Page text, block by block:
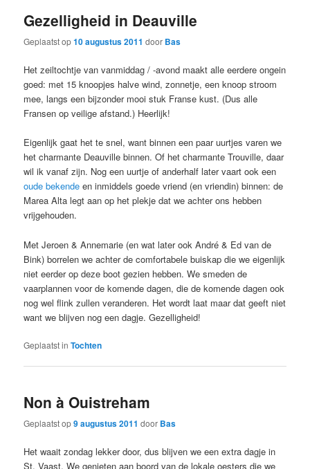
Gezelligheid in Deauville
Geplaatst op10 augustus 2011 door Bas
Het zeiltochtje van vanmiddag / -avond maakt alle eerdere ongein
goed: met 15 knoopjes halve wind, zonnetje, een knoop stroom
mee, langs een bijzonder mooi stuk Franse kust. (Dus alle
Fransen op veilige afstand.) Heerlijk!
Eigenlijk gaat het te snel, want binnen een paar uurtjes varen we
het charmante Deauville binnen. Of het charmante Trouville, daar
wil ik vanaf zijn. Nog een uurtje of anderhalf later vaart ook een
oude bekende en inmiddels goede vriend (en vriendin) binnen: de
Marea Alta legt aan op het plekje dat we achter ons hebben
vrijgehouden.
Met Jeroen & Annemarie (en wat later ook André & Ed van de
Bink) borrelen we achter de comfortabele buiskap die we eigenlijk
niet eerder op deze boot gezien hebben. We smeden de
vaarplannen voor de komende dagen, die de komende dagen ook
nog wel flink zullen veranderen. Het wordt laat maar dat geeft niet
want we blijven nog een dagje. Gezelligheid!
Geplaatst in Tochten
Non à Ouistreham
Geplaatst op9 augustus 2011 door Bas
Het waait zondag lekker door, dus blijven we een extra dagje in
St. Vaast. We genieten aan boord van de lokale oesters die we